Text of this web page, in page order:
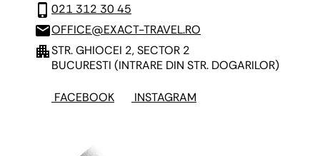
phone_iphone 021 312 30 45
mailOFFICE@EXACT-TRAVEL.RO
apartmentSTR. GHIOCEI 2, SECTOR 2
BUCURESTI (INTRARE DIN STR. DOGARILOR)
FACEBOOK INSTAGRAM